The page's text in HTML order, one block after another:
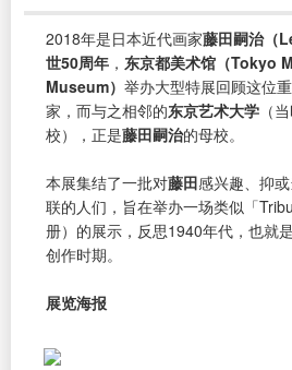
2018年是日本近代画家藤田嗣治（
世50周年 ， 东京都美术馆（Tokyo
Museum） 举办大型特展回顾这位
家，而与之相邻的东京艺术大学 （
校），正是藤田嗣治的母校。
本展集结了一批对藤田感兴趣、抑
联的人们，旨在举办一场类似「
册）的展示，反思1940年代，也就是
创作时期。
展览海报